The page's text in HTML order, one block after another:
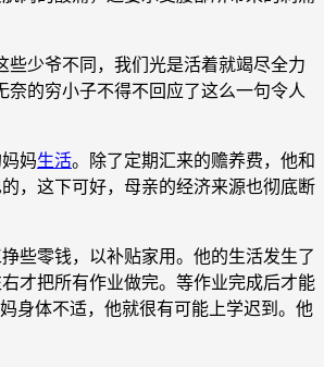
少爷不同，我们光是活着就竭尽全力
的穷小子不得不回应了这么一句令人
妈生活。除了定期汇来的赡养费，他和
，这下可好，母亲的经济来源也彻底断
些零钱，以补贴家用。他的生活发生了
才把所有作业做完。等作业完成后才能
身体不适，他就很有可能上学迟到。他